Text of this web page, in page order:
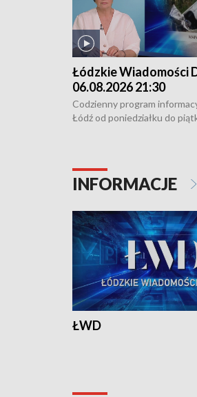
Łódzkie Wiadomości
06.08.2026 21:30
Codzienny program
Łódź od poniedziałku do
INFORMACJE
ŁWD